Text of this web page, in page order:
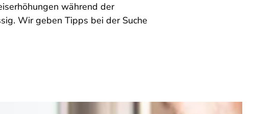
während der
Wir geben Tipps bei der Suche